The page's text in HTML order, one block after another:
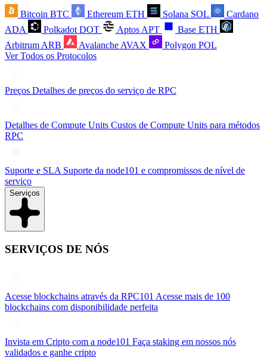
Bitcoin BTC Ethereum ETH Solana SOL
Cardano
ADA
Polkadot DOT Aptos APT Base ETH
Arbitrum ARB Avalanche AVAX Polygon POL
Ver Todos os Protocolos
Preços Detalhes de preços do serviço de RPC
Detalhes de Compute Units Custos de Compute Units para métodos
RPC
Suporte e SLA Suporte da node101 e compromissos de nível de
serviço
Serviços
SERVIÇOS DE NÓS
Acesse blockchains através da RPC101 Acesse mais de 100
blockchains com disponibilidade perfeita
Invista em Cripto com a node101 Faça staking em nossos nós
validados e ganhe cripto